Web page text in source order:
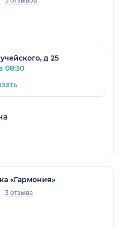
д 25
08:30
«Гармония»
3 отзыва